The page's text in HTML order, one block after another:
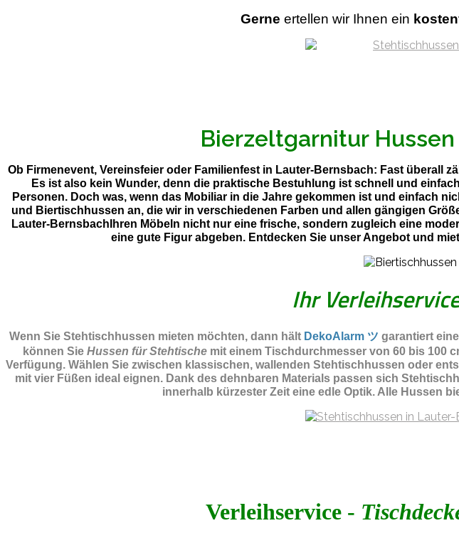
Gerne ertellen wir Ihnen ein
Bierzeltgarnitur
Ob Firmenevent, Vereinsfeier oder Familienfest in Lauter-Bernsbach: Fast überall
Es ist also kein Wunder, denn die praktische Bestuhlung ist schnell und
Personen. Doch was, wenn das Mobiliar in die Jahre gekommen ist und einfach
und Biertischhussen an, die wir in verschiedenen Farben und allen gängigen
Lauter-BernsbachIhren Möbeln nicht nur eine frische, sondern zugleich eine
eine gute Figur abgeben. Entdecken Sie unser Angebot und
Ihr
Wenn Sie Stehtischhussen mieten möchten, dann hält DekoAlarm ツ garantiert
können Sie Hussen für Stehtischemit einem Tischdurchmesser von 60 bis 100
Verfügung. Wählen Sie zwischen klassischen, wallenden Stehtischhussen oder
mit vier Füßen ideal eignen. Dank des dehnbaren Materials passen sich
innerhalb kürzester Zeit eine edle Optik. Alle Hussen
Verleihservice -